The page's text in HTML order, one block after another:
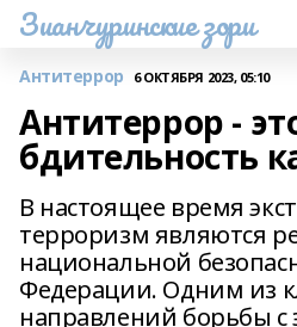
Зианчуринские зори
Антитеррор 6 ОКТЯБРЯ 2023, 05:10
Антитеррор -
бдительность
В настоящее время
терроризм являются
национальной
Федерации. Одним из
направлений борьбы с